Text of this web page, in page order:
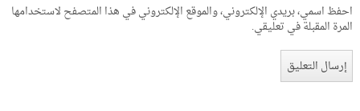
احفظ اسمي، بريدي الإلكتروني، والموقع الإلكتروني في هذا المتصفح لاستخدامها
المرة المقبلة في تعليقي.